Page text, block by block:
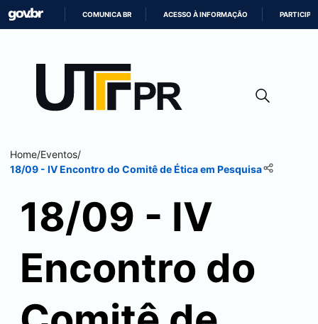
CONTEÚDO
COMUNICA BR ACESSO À INFORMAÇÃO PARTICIPE
Home/Eventos/
18/09 - IV Encontro do Comitê de Ética em Pesquisa
18/09 - IV
Encontro do